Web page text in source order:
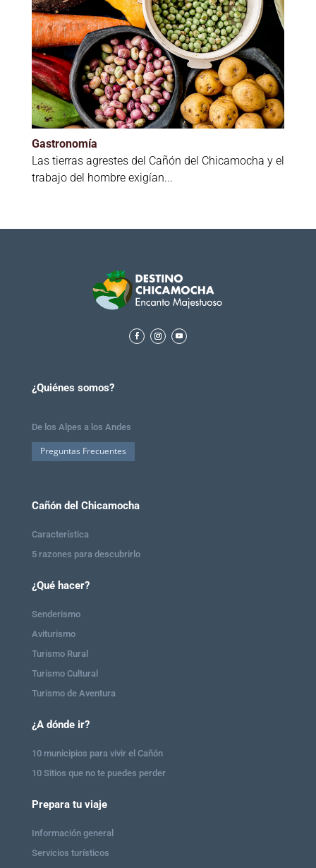
Gastronomía
Las tierras agrestes del Cañón del Chicamocha y el
trabajo del hombre exigían...
¿Quiénes somos?
De los Alpes a los Andes
Preguntas Frecuentes
Cañón del Chicamocha
Característica
5 razones para descubrirlo
¿Qué hacer?
Senderismo
Aviturismo
Turismo Rural
Turismo Cultural
Turismo de Aventura
¿A dónde ir?
10 municipios para vivir el Cañón
10 Sitios que no te puedes perder
Prepara tu viaje
Información general
Servicios turísticos